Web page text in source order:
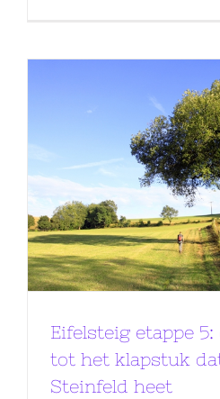
Eifelsteig etappe
tot het klapstuk
Steinfeld heet